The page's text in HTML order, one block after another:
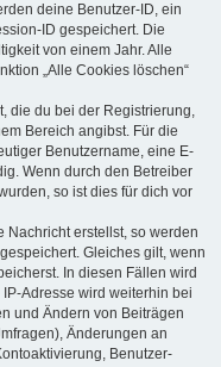
deine Benutzer-ID, ein
ID gespeichert. Die
von einem Jahr. Alle
„Alle Cookies löschen“
die du bei der Registrierung,
Bereich angibst. Für die
Benutzername, eine E-
Wenn durch den Betreiber
so ist dies für dich vor
Nachricht erstellst, so werden
Gleiches gilt, wenn
In diesen Fällen wird
Adresse wird weiterhin bei
und Ändern von Beiträgen
Änderungen an
Benutzer-